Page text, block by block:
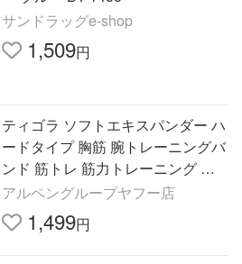
サンドラッグe-shop
1,509円
ティゴラ ソフトエキスパンダー ハ
ードタイプ 胸筋 腕トレーニングバ
ンド 筋トレ 筋力トレーニング バ
ンド TIGORA
アルペングループヤフー店
1,499円